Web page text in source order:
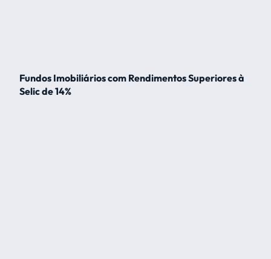
Fundos Imobiliários com Rendimentos Superiores à
Selic de 14%